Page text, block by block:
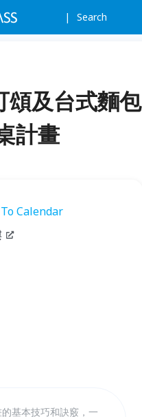
Search
頌及台式麵包
計畫
Calendar
基本技巧和訣竅，一